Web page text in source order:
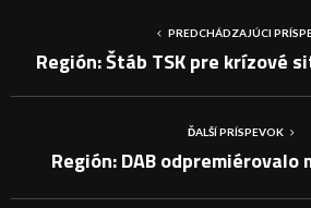
PREDCHÁDZAJÚCI
Región: Štáb TSK pre krízové
ĎALŠÍ PRÍSPEVOK
Región: DAB odpremiérovalo